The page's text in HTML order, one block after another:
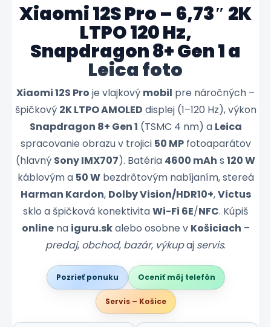
Xiaomi 12S Pro – 6,73″ 2K
LTPO 120 Hz,
Snapdragon 8+ Gen 1 a
Leica foto
Xiaomi 12S Pro je vlajkový mobil pre náročných –
špičkový 2K LTPO AMOLED displej (1–120 Hz), výkon
Snapdragon 8+ Gen 1 (TSMC 4 nm) a Leica
spracovanie obrazu v trojici 50 MPfotoaparátov
(hlavný Sony IMX707). Batéria 4600 mAh s 120 W
káblovým a 50 Wbezdrôtovým nabíjaním, stereá
Harman Kardon, Dolby Vision/HDR10+,Victus
sklo a špičková konektivitaWi-Fi 6E/NFC. Kúpiš
onlinena iguru.skalebo osobne v Košiciach –
predaj, obchod, bazár, výkupaj servis.
Pozrieť ponuku Oceniť môj telefón
Servis – Košice